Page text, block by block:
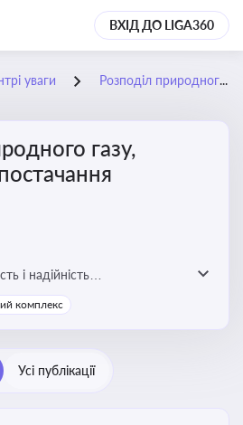
ВХІД ДО LIGA360
уваги Розподіл природного газу, правила газопостачання
газу,
і надійність
та вплив на економічну
комплекс
Усі публікації